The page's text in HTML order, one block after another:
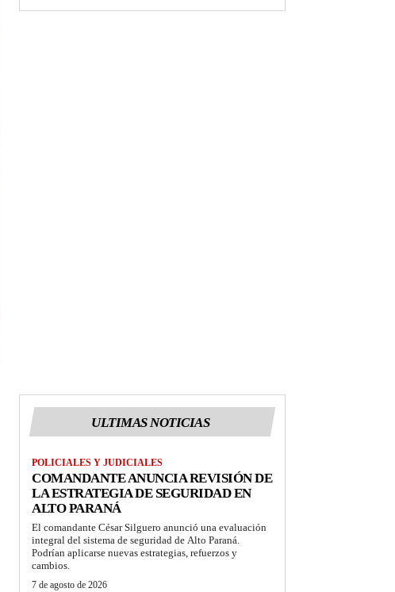
ULTIMAS NOTICIAS
POLICIALES Y JUDICIALES
COMANDANTE ANUNCIA REVISIÓN DE
LA ESTRATEGIA DE SEGURIDAD EN
ALTO PARANÁ
El comandante César Silguero anunció una evaluación
integral del sistema de seguridad de Alto Paraná.
Podrían aplicarse nuevas estrategias, refuerzos y
cambios.
7 de agosto de 2026